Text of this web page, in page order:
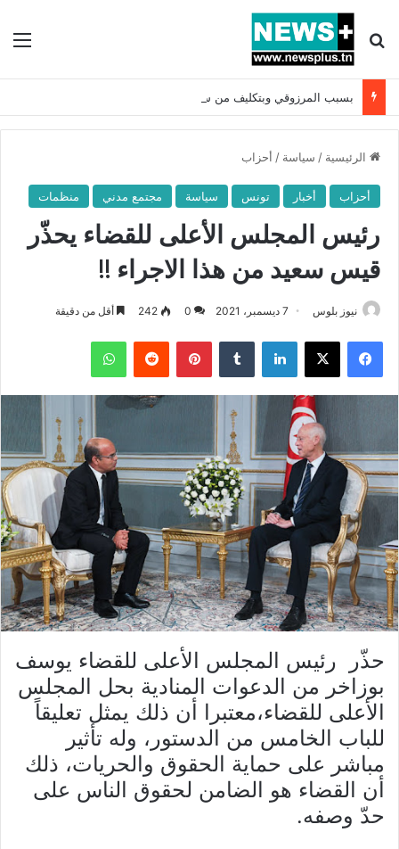
بحث عن
الرئيسية / سياسة / أحزاب
أحزاب أخبار تونس سياسة مجتمع مدني منظمات
رئيس المجلس الأعلى للقضاء يحذّر
قيس سعيد من هذا الاجراء !!
نيوز بلوس 7 ديسمبر، 2021 0
242 أقل من دقيقة
فيسبوك X لينكدإن بينتيريست واتساب
حذّر رئيس المجلس الأعلى للقضاء يوسف
بوزاخر من الدعوات المنادية بحل المجلس
الأعلى للقضاء،معتبرا أن ذلك يمثل تعليقاً
للباب الخامس من الدستور، وله تأثير
مباشر على حماية الحقوق والحريات، ذلك
أن القضاء هو الضامن لحقوق الناس على
حدّ وصفه.